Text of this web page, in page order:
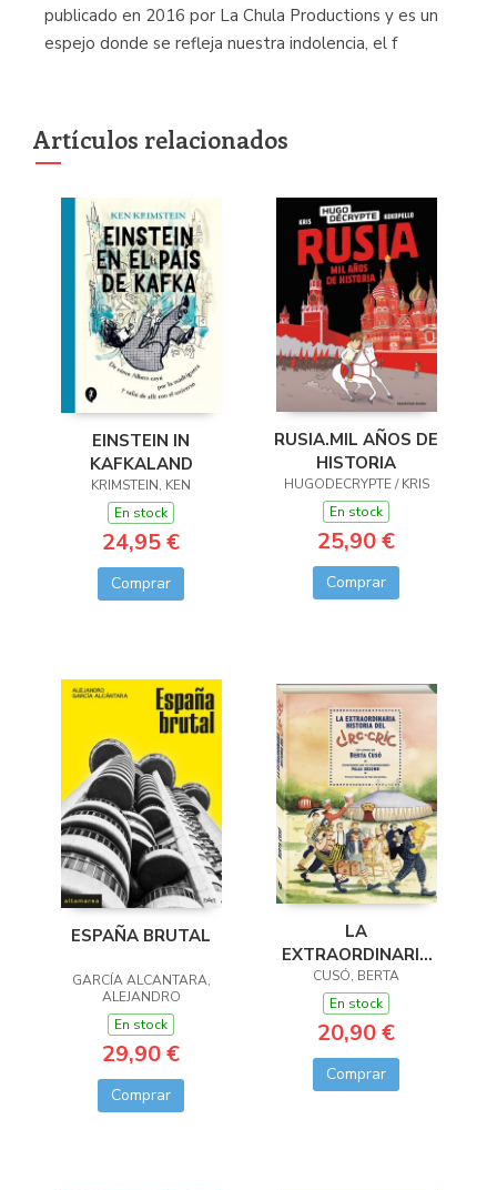
publicado en 2016 por La Chula Productions y es un
espejo donde se refleja nuestra indolencia, el f
Artículos relacionados
EINSTEIN IN
KAFKALAND
KRIMSTEIN, KEN
En stock
24,95 €
Comprar
RUSIA.MIL AÑOS DE
HISTORIA
HUGODECRYPTE / KRIS
En stock
25,90 €
Comprar
ESPAÑA BRUTAL
GARCÍA ALCANTARA,
ALEJANDRO
En stock
29,90 €
Comprar
LA
EXTRAORDINARIA
HISTORIA DEL CIRC-
CRIC
CUSÓ, BERTA
En stock
20,90 €
Comprar